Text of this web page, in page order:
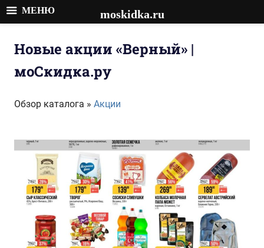
Новые акции «Верный» |
моСкидка.ру
Обзор каталога » Акции
МЕНЮ moskidka.ru